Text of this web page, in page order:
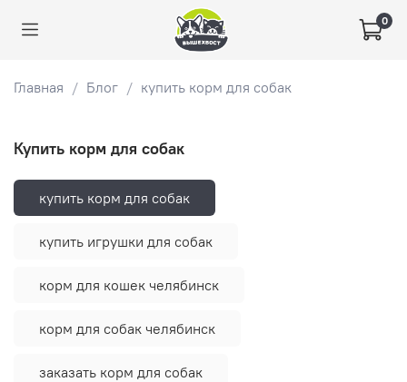
0
Главная Блог купить корм для собак
купить корм для собак
купить корм для собак
купить игрушки для собак
корм для кошек челябинск
корм для собак челябинск
заказать корм для собак